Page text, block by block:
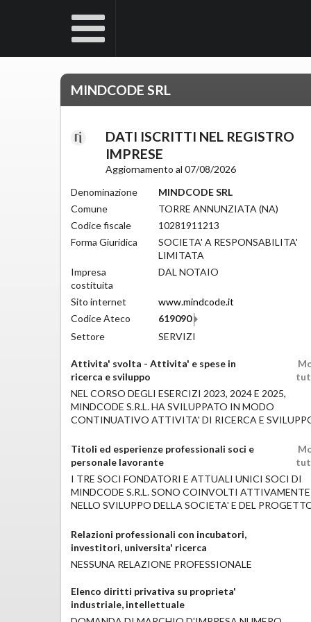
MINDCODE SRL
DATI ISCRITTI NEL REGISTRO
IMPRESE
Aggiornamento al 07/08/2026
Denominazione
MINDCODE SRL
Comune
TORRE ANNUNZIATA (NA)
Codice fiscale
10281911213
Forma Giuridica
SOCIETA' A RESPONSABILITA'
LIMITATA
Impresa
costituita
DAL NOTAIO
Sito internet
www.mindcode.it
Codice Ateco
619090
Settore
SERVIZI
Attivita' svolta - Attivita' e spese in
ricerca e sviluppo
NEL CORSO DEGLI ESERCIZI 2023, 2024 E 2025,
MINDCODE S.R.L. HA SVILUPPATO IN MODO
CONTINUATIVO ATTIVITA' DI RICERCA E
AVANZATE, A SUPPORTO DI PIU' LINEE DI
PROGETTI PROPRIETARI. 1. PROGETTO
CULTURALE AVVIATO NEL 2023 COME IDEA E
SVILUPPATO OPERATIVAMENTE NEL 2024 CON
RILASCIO IN BETA A LUGLIO 2024, IL PROGETTO
SHOPIFY, CON INTEGRAZIONI COMPLESSE LATO
FORNITORI E CRM; - REALIZZAZIONE DI MODULI
AFFILIAZIONE, GESTIONE CONTENUTI,
DI AUTENTICAZIONE PERSONALIZZATI (SSO); -
SPERIMENTAZIONE E PROTOTIPAZIONE DI
DI NETWORK MARKETING E VENDITA WHOLESALE.
Titoli ed esperienze professionali soci e
personale lavorante
I TRE SOCI FONDATORI E ATTUALI UNICI SOCI DI
MINDCODE S.R.L. SONO COINVOLTI ATTIVAMENTE
NELLO SVILUPPO DELLA SOCIETA' E DEL
VILLARI, NATO IL 18/07/1980 A CASTELLAMMARE DI
STABIA (NA) - LAUREA MAGISTRALE IN
UNIVERSITA' DEGLI STUDI DI NAPOLI "FEDERICO
SVILUPPATORE SENIOR, SYSTEM INTEGRATOR,
DIRETTORE TECNICO E DIRETTORE
Relazioni professionali con incubatori,
investitori, universita' ricerca
NESSUNA RELAZIONE PROFESSIONALE
Elenco diritti privativa su proprieta'
industriale, intellettuale